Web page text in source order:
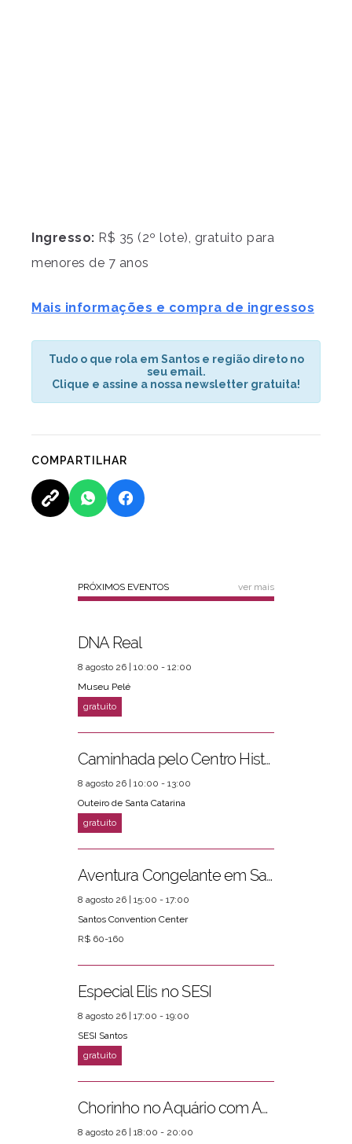
Ingresso: R$ 35 (2º lote), gratuito para
menores de 7 anos
Mais informações e compra de ingressos
Tudo o que rola em Santos e região direto no
seu email.
Clique e assine a nossa newsletter gratuita!
COMPARTILHAR
PRÓXIMOS EVENTOS ver mais
DNA Real
8 agosto 26 | 10:00 - 12:00
Museu Pelé
Caminhada pelo Centro Histórico
8 agosto 26 | 10:00 - 13:00
Outeiro de Santa Catarina
Aventura Congelante em Santos
8 agosto 26 | 15:00 - 17:00
Santos Convention Center
R$ 60-160
Especial Elis no SESI
8 agosto 26 | 17:00 - 19:00
SESI Santos
Chorinho no Aquário com Amigos da Música e Mari Torres
8 agosto 26 | 18:00 - 20:00